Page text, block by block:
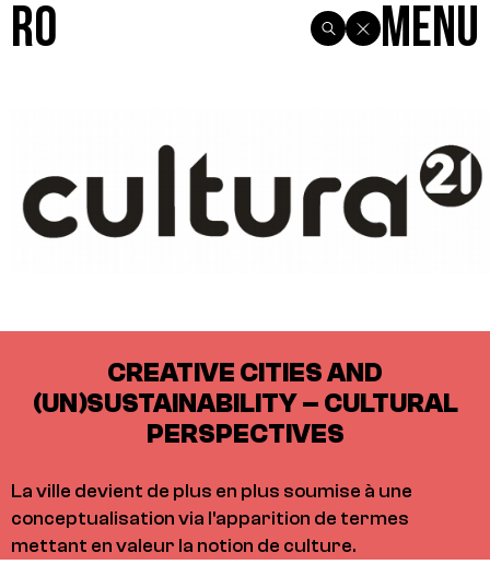
R0 Menu
CREATIVE CITIES AND
(UN)SUSTAINABILITY – CULTURAL
PERSPECTIVES
La ville devient de plus en plus soumise à une
conceptualisation via l'apparition de termes
mettant en valeur la notion de culture.